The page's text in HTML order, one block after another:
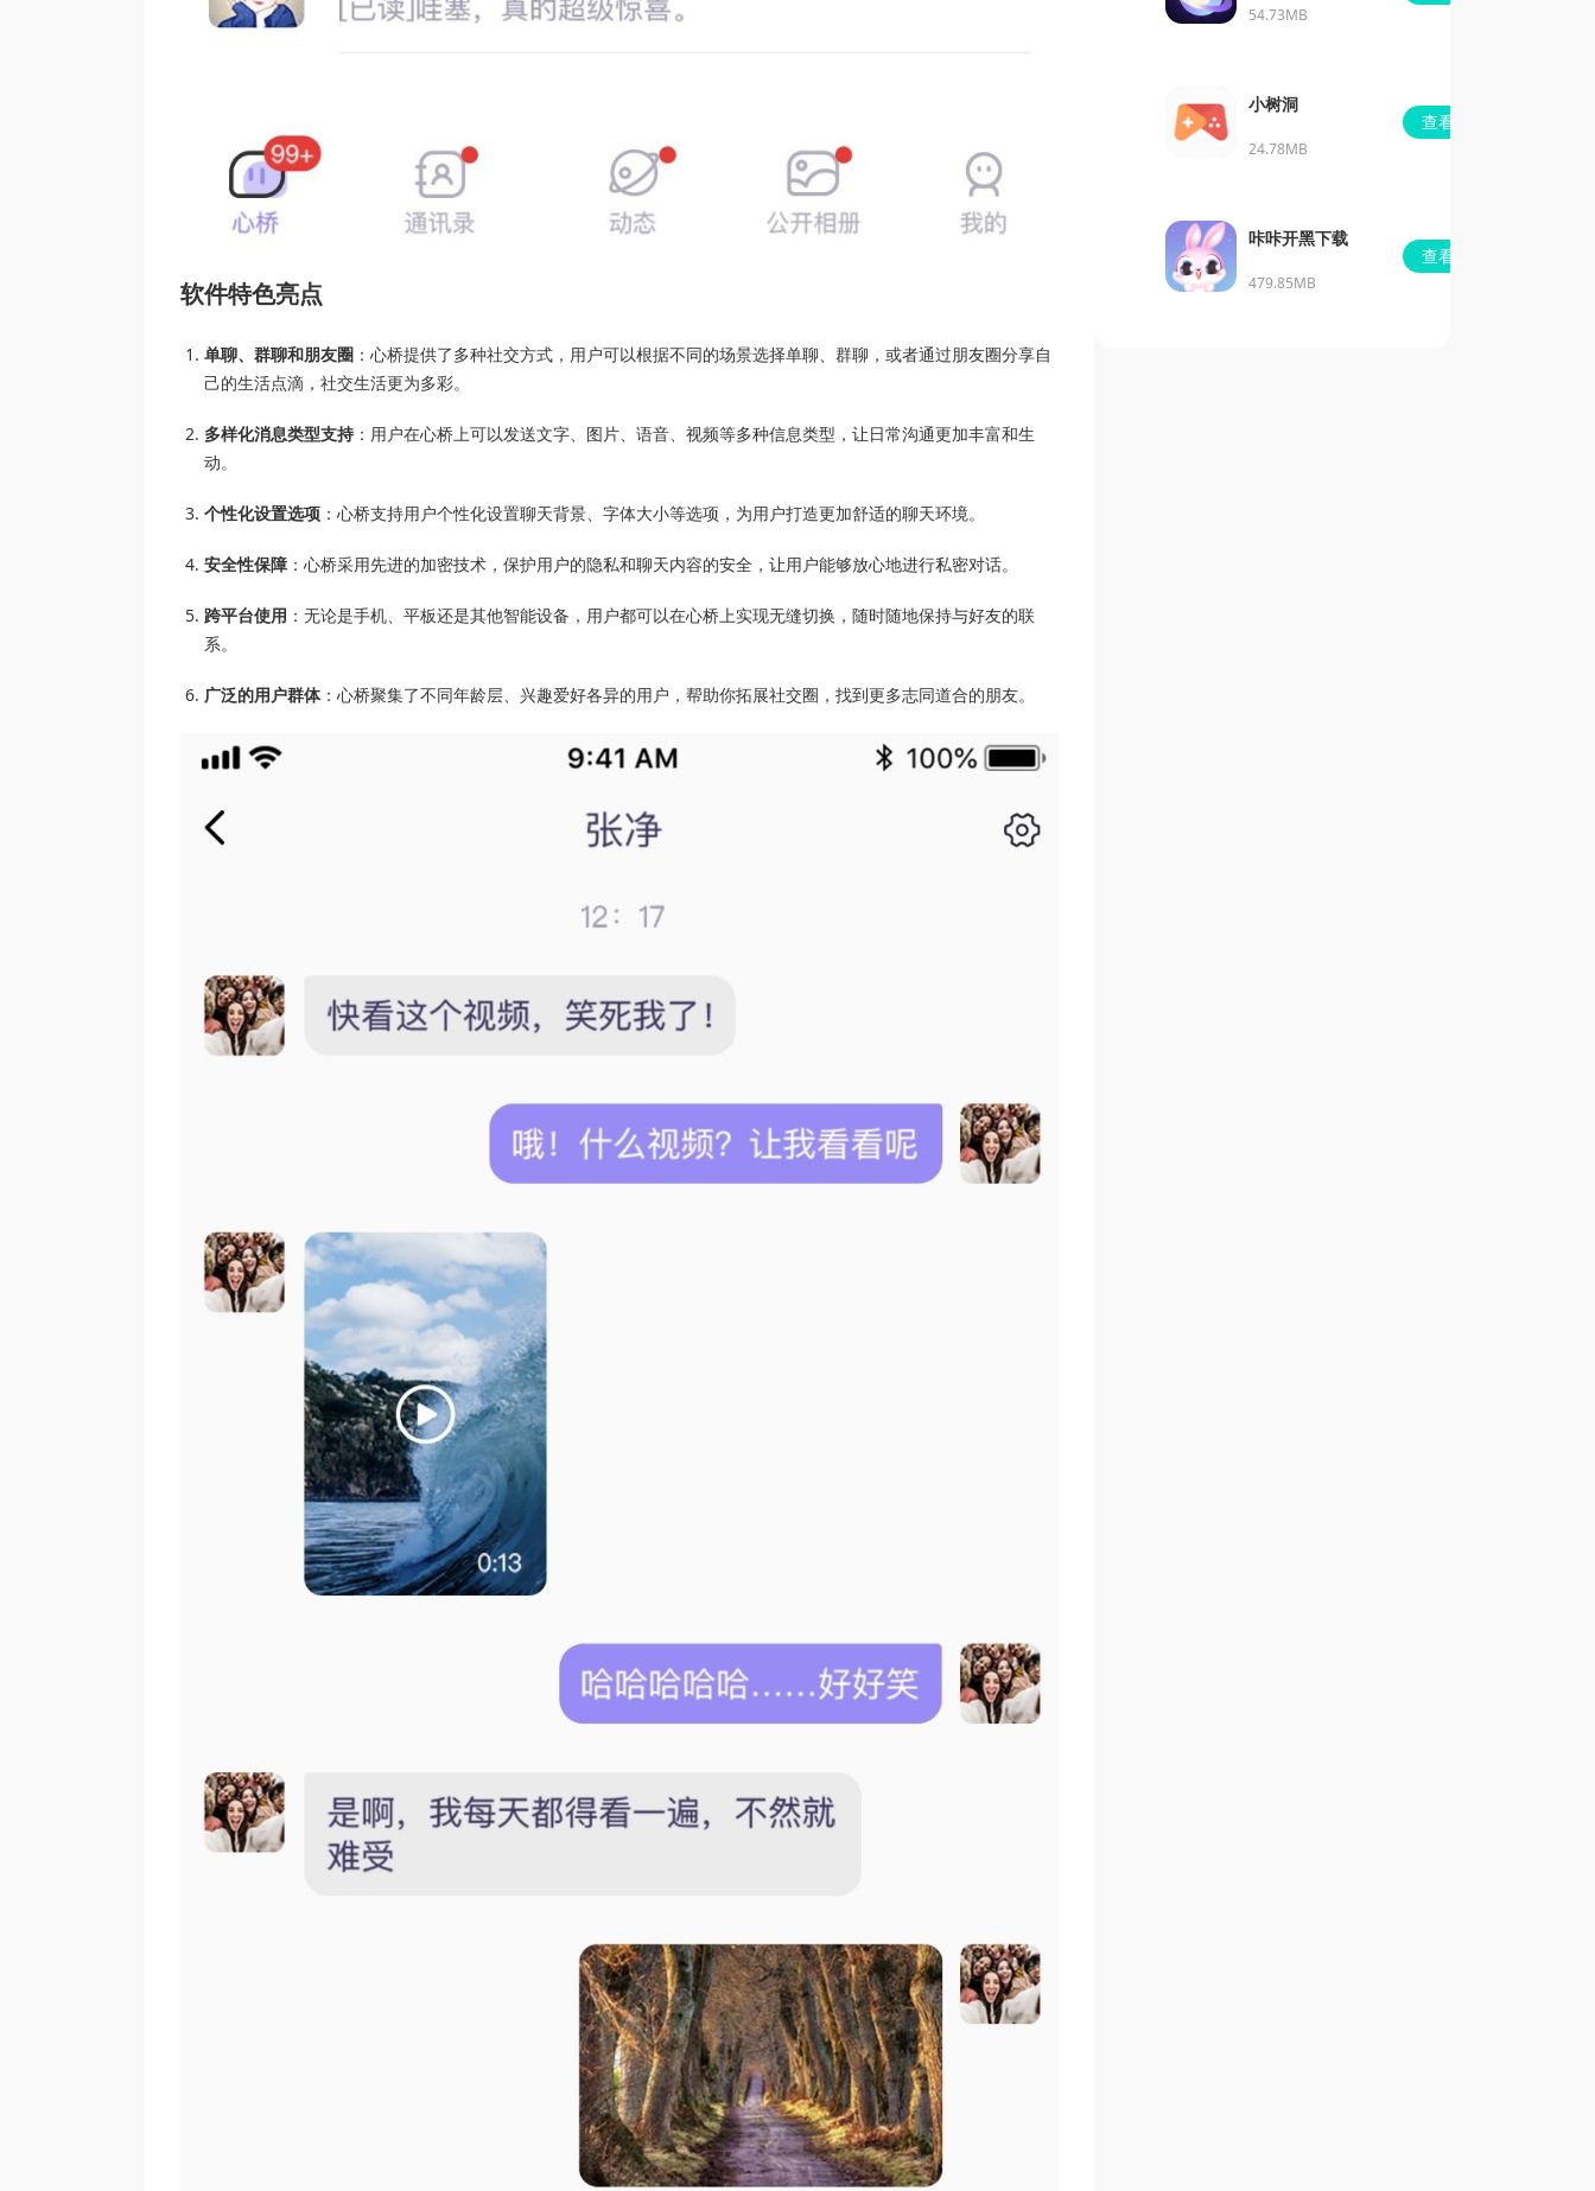
软件特色亮点
单聊、群聊和朋友圈 ：心桥提供了多种社交方式，用户可以根据不同的场景选择单聊、群聊，或者通过朋友圈分享自
己的生活点滴，社交生活更为多彩。
多样化消息类型支持 ：用户在心桥上可以发送文字、图片、语音、视频等多种信息类型，让日常沟通更加丰富和生
动。
个性化设置选项 ：心桥支持用户个性化设置聊天背景、字体大小等选项，为用户打造更加舒适的聊天环境。
安全性保障 ：心桥采用先进的加密技术，保护用户的隐私和聊天内容的安全，让用户能够放心地进行私密对话。
跨平台使用 ：无论是手机、平板还是其他智能设备，用户都可以在心桥上实现无缝切换，随时随地保持与好友的联
系。
广泛的用户群体：心桥聚集了不同年龄层、兴趣爱好各异的用户，帮助你拓展社交圈，找到更多志同道合的朋友。
54.73MB
小树洞
24.78MB
查看
咔咔开黑下载
479.85MB
查看